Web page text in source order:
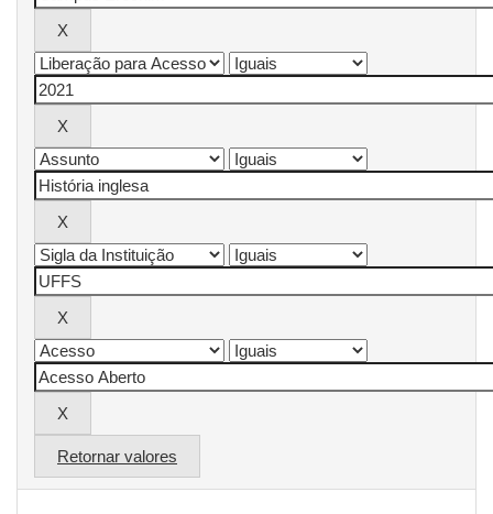
Retornar valores